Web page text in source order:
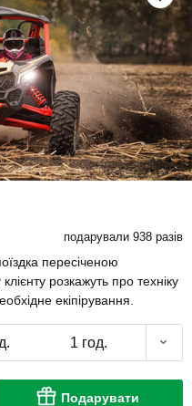
подарували 938 разів
пересіченою
розкажуть про техніку
екіпірування.
1 год.
Подарувати